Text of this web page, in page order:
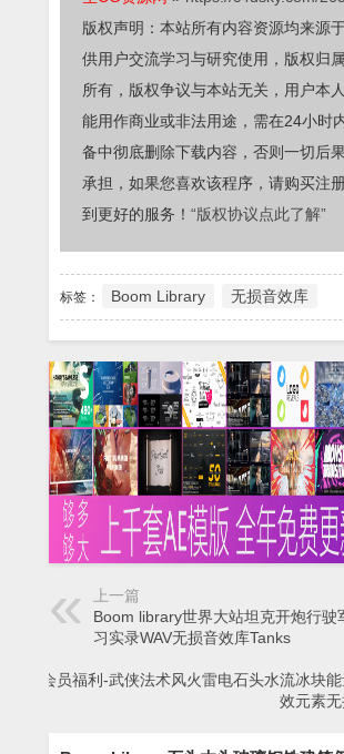
版权声明：本站所有内容资源均来源
供用户交流学习与研究使用，版权归
所有，版权争议与本站无关，用户本
能用作商业或非法用途，需在24小时
备中彻底删除下载内容，否则一切后
承担，如果您喜欢该程序，请购买注
到更好的服务！ “版权协议点此了解”
标签： Boom Library 无损音效库
上一篇
Boom library世界大站坦克开炮行驶
习实录WAV无损音效库Tanks
Vip会员福利-武侠法术风火雷电石头水流冰块
效元素